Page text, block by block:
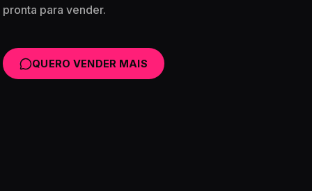
pronta para vender.
QUERO VENDER MAIS